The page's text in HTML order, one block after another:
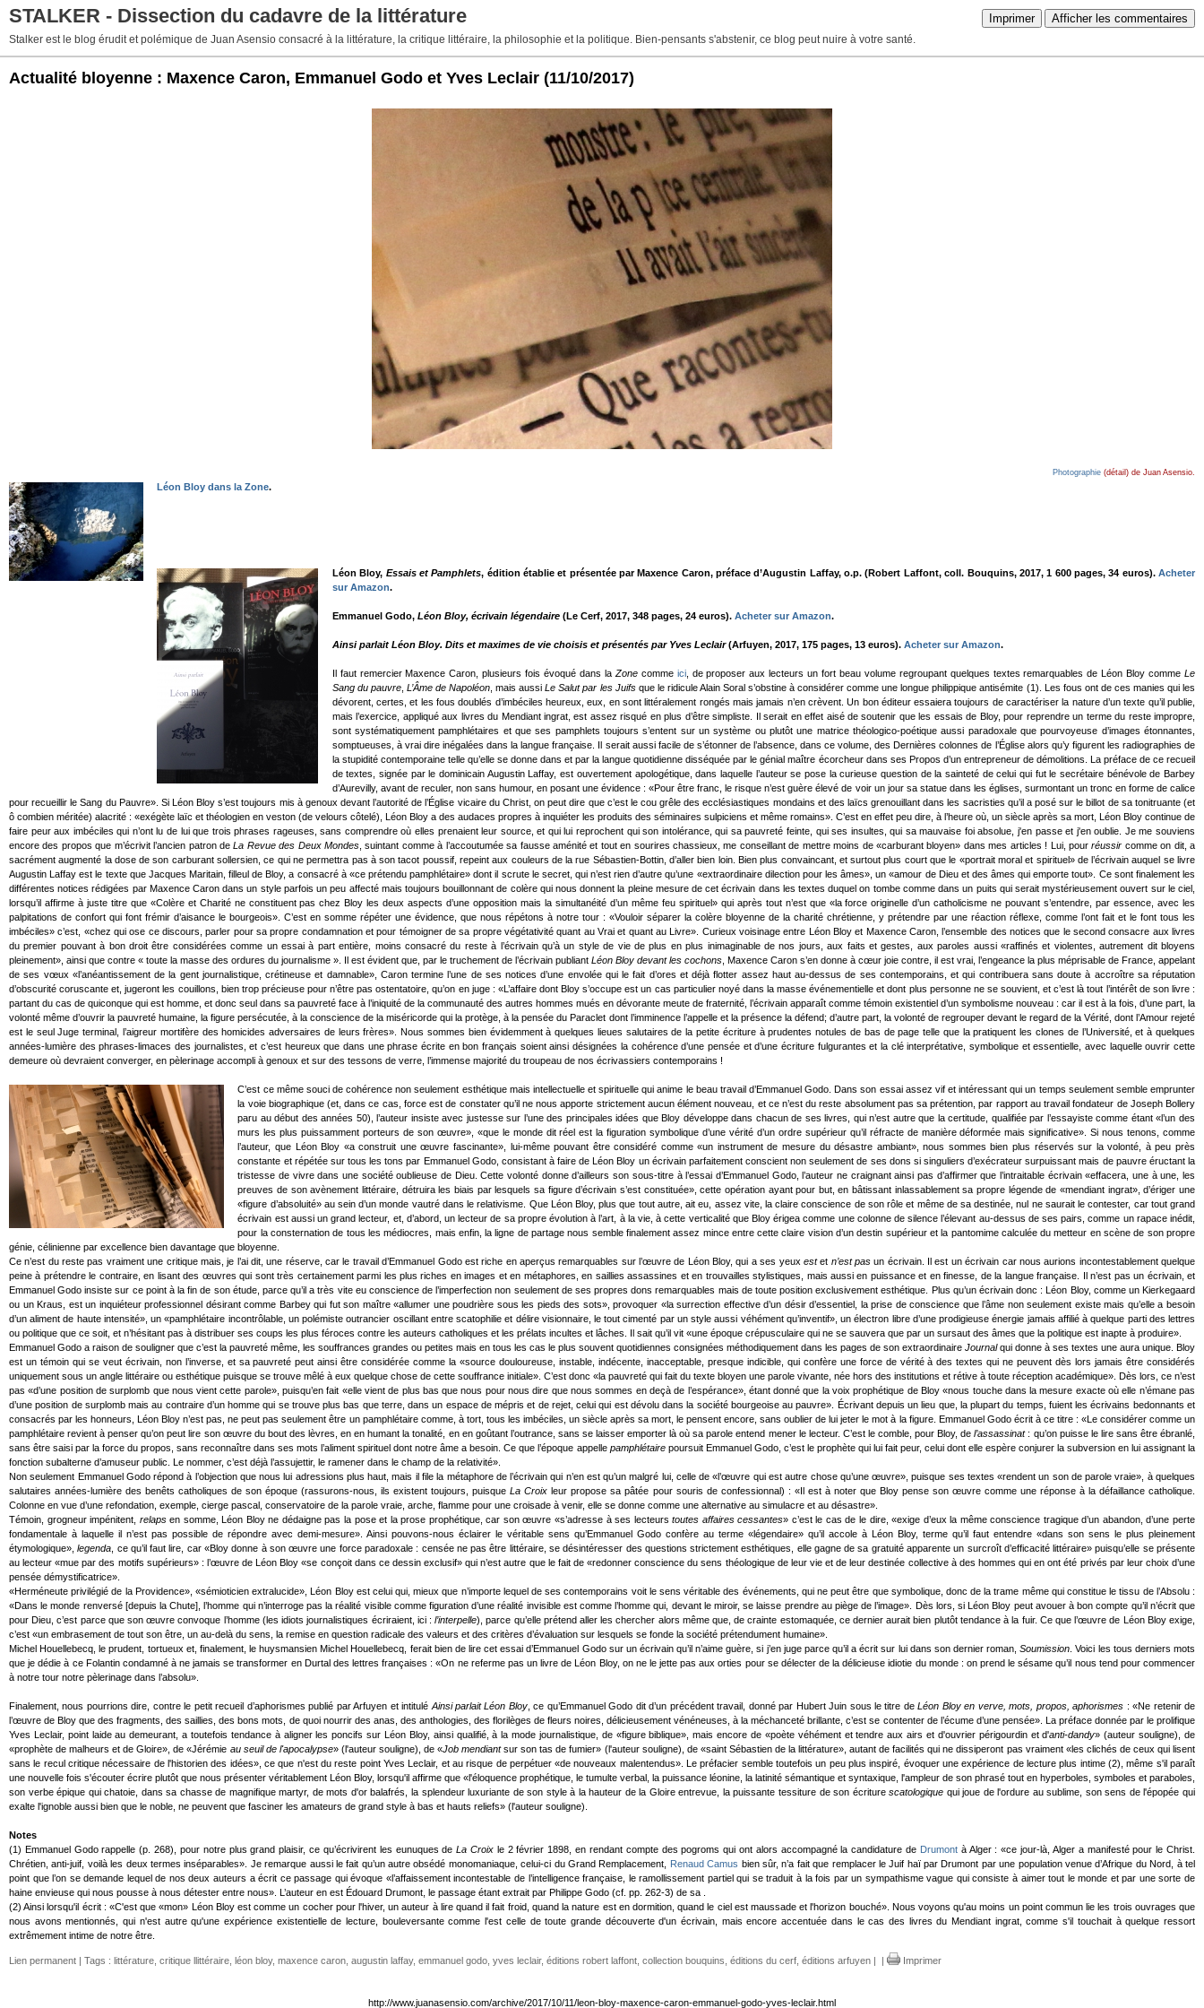
Imprimer Afficher les commentaires
STALKER - Dissection du cadavre de la littérature
Stalker est le blog érudit et polémique de Juan Asensio consacré à la littérature, la critique littéraire, la philosophie et la politique. Bien-pensants s'abstenir, ce blog peut nuire à votre santé.
Actualité bloyenne : Maxence Caron, Emmanuel Godo et Yves Leclair (11/10/2017)
Photographie (détail) de Juan Asensio.
Léon Bloy dans la Zone.
Léon Bloy, Essais et Pamphlets, édition établie et présentée par Maxence Caron, préface d’Augustin Laffay, o.p. (Robert Laffont, coll. Bouquins, 2017, 1 600 pages, 34 euros).Acheter
sur Amazon.
Emmanuel Godo, Léon Bloy, écrivain légendaire(Le Cerf, 2017, 348 pages, 24 euros). Acheter sur Amazon.
Ainsi parlait Léon Bloy. Dits et maximes de vie choisis et présentés par Yves Leclair(Arfuyen, 2017, 175 pages, 13 euros). Acheter sur Amazon.
Il faut remercier Maxence Caron, plusieurs fois évoqué dans la Zonecomme ici, de proposer aux lecteurs un fort beau volume regroupant quelques textes remarquables de Léon Bloy commeLe
Sang du pauvre, L’Âme de Napoléon , mais aussiLe Salut par les Juifsque le ridicule Alain Soral s’obstine à considérer comme une longue philippique antisémite (1). Les fous ont de ces manies qui les
dévorent, certes, et les fous doublés d’imbéciles heureux, eux, en sont littéralement rongés mais jamais n’en crèvent. Un bon éditeur essaiera toujours de caractériser la nature d’un texte qu’il publie,
mais l’exercice, appliqué aux livres du Mendiant ingrat, est assez risqué en plus d’être simpliste. Il serait en effet aisé de soutenir que les essais de Bloy, pour reprendre un terme du reste impropre,
sont systématiquement pamphlétaires et que ses pamphlets toujours s’entent sur un système ou plutôt une matrice théologico-poétique aussi paradoxale que pourvoyeuse d’images étonnantes,
somptueuses, à vrai dire inégalées dans la langue française. Il serait aussi facile de s’étonner de l’absence, dans ce volume, des Dernières colonnes de l’Église alors qu’y figurent les radiographies de
la stupidité contemporaine telle qu’elle se donne dans et par la langue quotidienne disséquée par le génial maître écorcheur dans ses Propos d’un entrepreneur de démolitions. La préface de ce recueil
de textes, signée par le dominicain Augustin Laffay, est ouvertement apologétique, dans laquelle l’auteur se pose la curieuse question de la sainteté de celui qui fut le secrétaire bénévole de Barbey
d’Aurevilly, avant de reculer, non sans humour, en posant une évidence : «Pour être franc, le risque n’est guère élevé de voir un jour sa statue dans les églises, surmontant un tronc en forme de calice
pour recueillir le Sang du Pauvre». Si Léon Bloy s’est toujours mis à genoux devant l’autorité de l’Église vicaire du Christ, on peut dire que c’est le cou grêle des ecclésiastiques mondains et des laïcs grenouillant dans les sacristies qu’il a posé sur le billot de sa tonitruante (et
ô combien méritée) alacrité : «exégète laïc et théologien en veston (de velours côtelé), Léon Bloy a des audaces propres à inquiéter les produits des séminaires sulpiciens et même romains». C’est en effet peu dire, à l’heure où, un siècle après sa mort, Léon Bloy continue de
faire peur aux imbéciles qui n’ont lu de lui que trois phrases rageuses, sans comprendre où elles prenaient leur source, et qui lui reprochent qui son intolérance, qui sa pauvreté feinte, qui ses insultes, qui sa mauvaise foi absolue, j'en passe et j'en oublie. Je me souviens
encore des propos que m’écrivit l’ancien patron deLa Revue des Deux Mondes , suintant comme à l’accoutumée sa fausse aménité et tout en sourires chassieux, me conseillant de mettre moins de «carburant bloyen» dans mes articles ! Lui, pourréussir comme on dit, a
sacrément augmenté la dose de son carburant sollersien, ce qui ne permettra pas à son tacot poussif, repeint aux couleurs de la rue Sébastien-Bottin, d’aller bien loin. Bien plus convaincant, et surtout plus court que le «portrait moral et spirituel» de l’écrivain auquel se livre
Augustin Laffay est le texte que Jacques Maritain, filleul de Bloy, a consacré à «ce prétendu pamphlétaire» dont il scrute le secret, qui n’est rien d’autre qu’une «extraordinaire dilection pour les âmes», un «amour de Dieu et des âmes qui emporte tout». Ce sont finalement les
différentes notices rédigées par Maxence Caron dans un style parfois un peu affecté mais toujours bouillonnant de colère qui nous donnent la pleine mesure de cet écrivain dans les textes duquel on tombe comme dans un puits qui serait mystérieusement ouvert sur le ciel,
lorsqu’il affirme à juste titre que «Colère et Charité ne constituent pas chez Bloy les deux aspects d’une opposition mais la simultanéité d’un même feu spirituel» qui après tout n’est que «la force originelle d’un catholicisme ne pouvant s’entendre, par essence, avec les
palpitations de confort qui font frémir d’aisance le bourgeois». C’est en somme répéter une évidence, que nous répétons à notre tour : «Vouloir séparer la colère bloyenne de la charité chrétienne, y prétendre par une réaction réflexe, comme l’ont fait et le font tous les
imbéciles» c’est, «chez qui ose ce discours, parler pour sa propre condamnation et pour témoigner de sa propre végétativité quant au Vrai et quant au Livre». Curieux voisinage entre Léon Bloy et Maxence Caron, l’ensemble des notices que le second consacre aux livres
du premier pouvant à bon droit être considérées comme un essai à part entière, moins consacré du reste à l’écrivain qu’à un style de vie de plus en plus inimaginable de nos jours, aux faits et gestes, aux paroles aussi «raffinés et violentes, autrement dit bloyens
pleinement», ainsi que contre « toute la masse des ordures du journalisme ». Il est évident que, par le truchement de l’écrivain publiant Léon Bloy devant les cochons , Maxence Caron s’en donne à cœur joie contre, il est vrai, l’engeance la plus méprisable de France, appelant
de ses vœux «l’anéantissement de la gent journalistique, crétineuse et damnable», Caron termine l’une de ses notices d’une envolée qui le fait d’ores et déjà flotter assez haut au-dessus de ses contemporains, et qui contribuera sans doute à accroître sa réputation
d’obscurité coruscante et, jugeront les couillons, bien trop précieuse pour n’être pas ostentatoire, qu’on en juge : «L’affaire dont Bloy s’occupe est un cas particulier noyé dans la masse événementielle et dont plus personne ne se souvient, et c’est là tout l’intérêt de son livre :
partant du cas de quiconque qui est homme, et donc seul dans sa pauvreté face à l’iniquité de la communauté des autres hommes mués en dévorante meute de fraternité, l’écrivain apparaît comme témoin existentiel d’un symbolisme nouveau : car il est à la fois, d’une part, la
volonté même d’ouvrir la pauvreté humaine, la figure persécutée, à la conscience de la miséricorde qui la protège, à la pensée du Paraclet dont l’imminence l’appelle et la présence la défend; d’autre part, la volonté de regrouper devant le regard de la Vérité, dont l’Amour rejeté
est le seul Juge terminal, l’aigreur mortifère des homicides adversaires de leurs frères». Nous sommes bien évidemment à quelques lieues salutaires de la petite écriture à prudentes notules de bas de page telle que la pratiquent les clones de l’Université, et à quelques
années-lumière des phrases-limaces des journalistes, et c’est heureux que dans une phrase écrite en bon français soient ainsi désignées la cohérence d’une pensée et d’une écriture fulgurantes et la clé interprétative, symbolique et essentielle, avec laquelle ouvrir cette
demeure où devraient converger, en pèlerinage accompli à genoux et sur des tessons de verre, l’immense majorité du troupeau de nos écrivassiers contemporains !
C’est ce même souci de cohérence non seulement esthétique mais intellectuelle et spirituelle qui anime le beau travail d’Emmanuel Godo. Dans son essai assez vif et intéressant qui un temps seulement semble emprunter
la voie biographique (et, dans ce cas, force est de constater qu’il ne nous apporte strictement aucun élément nouveau, et ce n’est du reste absolument pas sa prétention, par rapport au travail fondateur de Joseph Bollery
paru au début des années 50), l’auteur insiste avec justesse sur l’une des principales idées que Bloy développe dans chacun de ses livres, qui n’est autre que la certitude, qualifiée par l’essayiste comme étant «l’un des
murs les plus puissamment porteurs de son œuvre», «que le monde dit réel est la figuration symbolique d’une vérité d’un ordre supérieur qu’il réfracte de manière déformée mais significative». Si nous tenons, comme
l’auteur, que Léon Bloy «a construit une œuvre fascinante», lui-même pouvant être considéré comme «un instrument de mesure du désastre ambiant», nous sommes bien plus réservés sur la volonté, à peu près
constante et répétée sur tous les tons par Emmanuel Godo, consistant à faire de Léon Bloy un écrivain parfaitement conscient non seulement de ses dons si singuliers d’exécrateur surpuissant mais de pauvre éructant la
tristesse de vivre dans une société oublieuse de Dieu. Cette volonté donne d’ailleurs son sous-titre à l’essai d’Emmanuel Godo, l’auteur ne craignant ainsi pas d’affirmer que l’intraitable écrivain «effacera, une à une, les
preuves de son avènement littéraire, détruira les biais par lesquels sa figure d’écrivain s’est constituée», cette opération ayant pour but, en bâtissant inlassablement sa propre légende de «mendiant ingrat», d’ériger une
«figure d’absoluité» au sein d’un monde vautré dans le relativisme. Que Léon Bloy, plus que tout autre, ait eu, assez vite, la claire conscience de son rôle et même de sa destinée, nul ne saurait le contester, car tout grand
écrivain est aussi un grand lecteur, et, d’abord, un lecteur de sa propre évolution à l’art, à la vie, à cette verticalité que Bloy érigea comme une colonne de silence l’élevant au-dessus de ses pairs, comme un rapace inédit,
pour la consternation de tous les médiocres, mais enfin, la ligne de partage nous semble finalement assez mince entre cette claire vision d’un destin supérieur et la pantomime calculée du metteur en scène de son propre
génie, célinienne par excellence bien davantage que bloyenne.
Ce n’est du reste pas vraiment une critique mais, je l’ai dit, une réserve, car le travail d’Emmanuel Godo est riche en aperçus remarquables sur l’œuvre de Léon Bloy, qui a ses yeux estet n’est pas un écrivain. Il est un écrivain car nous aurions incontestablement quelque
peine à prétendre le contraire, en lisant des œuvres qui sont très certainement parmi les plus riches en images et en métaphores, en saillies assassines et en trouvailles stylistiques, mais aussi en puissance et en finesse, de la langue française. Il n’est pas un écrivain, et
Emmanuel Godo insiste sur ce point à la fin de son étude, parce qu’il a très vite eu conscience de l’imperfection non seulement de ses propres dons remarquables mais de toute position exclusivement esthétique. Plus qu’un écrivain donc : Léon Bloy, comme un Kierkegaard
ou un Kraus, est un inquiéteur professionnel désirant comme Barbey qui fut son maître «allumer une poudrière sous les pieds des sots», provoquer «la surrection effective d’un désir d’essentiel, la prise de conscience que l’âme non seulement existe mais qu’elle a besoin
d’un aliment de haute intensité», un «pamphlétaire incontrôlable, un polémiste outrancier oscillant entre scatophilie et délire visionnaire, le tout cimenté par un style aussi véhément qu’inventif», un électron libre d’une prodigieuse énergie jamais affilié à quelque parti des lettres
ou politique que ce soit, et n’hésitant pas à distribuer ses coups les plus féroces contre les auteurs catholiques et les prélats incultes et lâches. Il sait qu’il vit «une époque crépusculaire qui ne se sauvera que par un sursaut des âmes que la politique est inapte à produire».
Emmanuel Godo a raison de souligner que c’est la pauvreté même, les souffrances grandes ou petites mais en tous les cas le plus souvent quotidiennes consignées méthodiquement dans les pages de son extraordinaire Journalqui donne à ses textes une aura unique. Bloy
est un témoin qui se veut écrivain, non l’inverse, et sa pauvreté peut ainsi être considérée comme la «source douloureuse, instable, indécente, inacceptable, presque indicible, qui confère une force de vérité à des textes qui ne peuvent dès lors jamais être considérés
uniquement sous un angle littéraire ou esthétique puisque se trouve mêlé à eux quelque chose de cette souffrance initiale». C’est donc «la pauvreté qui fait du texte bloyen une parole vivante, née hors des institutions et rétive à toute réception académique». Dès lors, ce n’est
pas «d’une position de surplomb que nous vient cette parole», puisqu’en fait «elle vient de plus bas que nous pour nous dire que nous sommes en deçà de l’espérance», étant donné que la voix prophétique de Bloy «nous touche dans la mesure exacte où elle n’émane pas
d’une position de surplomb mais au contraire d’un homme qui se trouve plus bas que terre, dans un espace de mépris et de rejet, celui qui est dévolu dans la société bourgeoise au pauvre». Écrivant depuis un lieu que, la plupart du temps, fuient les écrivains bedonnants et
consacrés par les honneurs, Léon Bloy n’est pas, ne peut pas seulement être un pamphlétaire comme, à tort, tous les imbéciles, un siècle après sa mort, le pensent encore, sans oublier de lui jeter le mot à la figure. Emmanuel Godo écrit à ce titre : «Le considérer comme un
pamphlétaire revient à penser qu’on peut lire son œuvre du bout des lèvres, en en humant la tonalité, en en goûtant l’outrance, sans se laisser emporter là où sa parole entend mener le lecteur. C’est le comble, pour Bloy, del’assassinat: qu’on puisse le lire sans être ébranlé,
sans être saisi par la force du propos, sans reconnaître dans ses mots l’aliment spirituel dont notre âme a besoin. Ce que l’époque appelle pamphlétairepoursuit Emmanuel Godo, c’est le prophète qui lui fait peur, celui dont elle espère conjurer la subversion en lui assignant la
fonction subalterne d’amuseur public. Le nommer, c’est déjà l’assujettir, le ramener dans le champ de la relativité».
Non seulement Emmanuel Godo répond à l’objection que nous lui adressions plus haut, mais il file la métaphore de l’écrivain qui n’en est qu’un malgré lui, celle de «l’œuvre qui est autre chose qu’une œuvre», puisque ses textes «rendent un son de parole vraie», à quelques
salutaires années-lumière des benêts catholiques de son époque (rassurons-nous, ils existent toujours, puisqueLa Croix leur propose sa pâtée pour souris de confessionnal) : «Il est à noter que Bloy pense son œuvre comme une réponse à la défaillance catholique.
Colonne en vue d’une refondation, exemple, cierge pascal, conservatoire de la parole vraie, arche, flamme pour une croisade à venir, elle se donne comme une alternative au simulacre et au désastre».
Témoin, grogneur impénitent, relapsen somme, Léon Bloy ne dédaigne pas la pose et la prose prophétique, car son œuvre «s’adresse à ses lecteurstoutes affaires cessantes» c’est le cas de le dire, «exige d’eux la même conscience tragique d’un abandon, d’une perte
fondamentale à laquelle il n’est pas possible de répondre avec demi-mesure». Ainsi pouvons-nous éclairer le véritable sens qu’Emmanuel Godo confère au terme «légendaire» qu’il accole à Léon Bloy, terme qu’il faut entendre «dans son sens le plus pleinement
étymologique»,legenda , ce qu’il faut lire, car «Bloy donne à son œuvre une force paradoxale : censée ne pas être littéraire, se désintéresser des questions strictement esthétiques, elle gagne de sa gratuité apparente un surcroît d’efficacité littéraire» puisqu’elle se présente
au lecteur «mue par des motifs supérieurs» : l’œuvre de Léon Bloy «se conçoit dans ce dessin exclusif» qui n’est autre que le fait de «redonner conscience du sens théologique de leur vie et de leur destinée collective à des hommes qui en ont été privés par leur choix d’une
pensée démystificatrice».
«Herméneute privilégié de la Providence», «sémioticien extralucide», Léon Bloy est celui qui, mieux que n’importe lequel de ses contemporains voit le sens véritable des événements, qui ne peut être que symbolique, donc de la trame même qui constitue le tissu de l’Absolu :
«Dans le monde renversé [depuis la Chute], l’homme qui n’interroge pas la réalité visible comme figuration d’une réalité invisible est comme l’homme qui, devant le miroir, se laisse prendre au piège de l’image». Dès lors, si Léon Bloy peut avouer à bon compte qu’il n’écrit que
pour Dieu, c’est parce que son œuvre convoque l’homme (les idiots journalistiques écriraient, ici :l’interpelle), parce qu’elle prétend aller les chercher alors même que, de crainte estomaquée, ce dernier aurait bien plutôt tendance à la fuir. Ce que l’œuvre de Léon Bloy exige,
c’est «un embrasement de tout son être, un au-delà du sens, la remise en question radicale des valeurs et des critères d’évaluation sur lesquels se fonde la société prétendument humaine».
Michel Houellebecq, le prudent, tortueux et, finalement, le huysmansien Michel Houellebecq, ferait bien de lire cet essai d’Emmanuel Godo sur un écrivain qu’il n’aime guère, si j’en juge parce qu’il a écrit sur lui dans son dernier roman,Soumission . Voici les tous derniers mots
que je dédie à ce Folantin condamné à ne jamais se transformer en Durtal des lettres françaises : «On ne referme pas un livre de Léon Bloy, on ne le jette pas aux orties pour se délecter de la délicieuse idiotie du monde : on prend le sésame qu’il nous tend pour commencer
à notre tour notre pèlerinage dans l’absolu».
Finalement, nous pourrions dire, contre le petit recueil d’aphorismes publié par Arfuyen et intitulé Ainsi parlait Léon Bloy, ce qu’Emmanuel Godo dit d’un précédent travail, donné par Hubert Juin sous le titre deLéon Bloy en verve, mots, propos, aphorismes : «Ne retenir de
l’œuvre de Bloy que des fragments, des saillies, des bons mots, de quoi nourrir des anas, des anthologies, des florilèges de fleurs noires, délicieusement vénéneuses, à la méchanceté brillante, c’est se contenter de l’écume d’une pensée». La préface donnée par le prolifique
Yves Leclair, point laide au demeurant, a toutefois tendance à aligner les poncifs sur Léon Bloy, ainsi qualifié, à la mode journalistique, de «figure biblique», mais encore de «poète véhément et tendre aux airs et d'ouvrier périgourdin et d'anti-dandy» (auteur souligne), de
«prophète de malheurs et de Gloire», de «Jérémie au seuil de l'apocalypse» (l'auteur souligne), de «Job mendiantsur son tas de fumier» (l'auteur souligne), de «saint Sébastien de la littérature», autant de facilités qui ne dissiperont pas vraiment «les clichés de ceux qui lisent
sans le recul critique nécessaire de l'historien des idées», ce que n'est du reste point Yves Leclair, et au risque de perpétuer «de nouveaux malentendus». Le préfacier semble toutefois un peu plus inspiré, évoquer une expérience de lecture plus intime (2), même s'il paraît
une nouvelle fois s'écouter écrire plutôt que nous présenter véritablement Léon Bloy, lorsqu'il affirme que «l'éloquence prophétique, le tumulte verbal, la puissance léonine, la latinité sémantique et syntaxique, l'ampleur de son phrasé tout en hyperboles, symboles et paraboles,
son verbe épique qui chatoie, dans sa chasse de magnifique martyr, de mots d'or balafrés, la splendeur luxuriante de son style à la hauteur de la Gloire entrevue, la puissante tessiture de son écriturescatologique qui joue de l'ordure au sublime, son sens de l'épopée qui
exalte l'ignoble aussi bien que le noble, ne peuvent que fasciner les amateurs de grand style à bas et hauts reliefs» (l'auteur souligne).
Notes
(1) Emmanuel Godo rappelle (p. 268), pour notre plus grand plaisir, ce qu’écrivirent les eunuques deLa Croixle 2 février 1898, en rendant compte des pogroms qui ont alors accompagné la candidature de Drumontà Alger : «ce jour-là, Alger a manifesté pour le Christ.
Chrétien, anti-juif, voilà les deux termes inséparables». Je remarque aussi le fait qu’un autre obsédé monomaniaque, celui-ci du Grand Remplacement,
Renaud Camus bien sûr, n’a fait que remplacer le Juif haï par Drumont par une population venue d’Afrique du Nord, à tel
point que l’on se demande lequel de nos deux auteurs a écrit ce passage qui évoque «l’affaissement incontestable de l’intelligence française, le ramollissement partiel qui se traduit à la fois par un sympathisme vague qui consiste à aimer tout le monde et par une sorte de
haine envieuse qui nous pousse à nous détester entre nous». L’auteur en est Édouard Drumont, le passage étant extrait par Philippe Godo (cf. pp. 262-3) de sa
(2) Ainsi lorsqu'il écrit : «C'est que «mon» Léon Bloy est comme un cocher pour l'hiver, un auteur à lire quand il fait froid, quand la nature est en dormition, quand le ciel est maussade et l'horizon bouché». Nous voyons qu'au moins un point commun lie les trois ouvrages que
nous avons mentionnés, qui n'est autre qu'une expérience existentielle de lecture, bouleversante comme l'est celle de toute grande découverte d'un écrivain, mais encore accentuée dans le cas des livres du Mendiant ingrat, comme s'il touchait à quelque ressort
extrêmement intime de notre être.
Lien permanent | Tags : littérature critique llittéraire léon bloy, maxence caron augustin laffay, emmanuel godo yves leclair, éditions robert laffont collection bouquins éditions du cerf éditions arfuyen Imprimer
http://www.juanasensio.com/archive/2017/10/11/leon-bloy-maxence-caron-emmanuel-godo-yves-leclair.html